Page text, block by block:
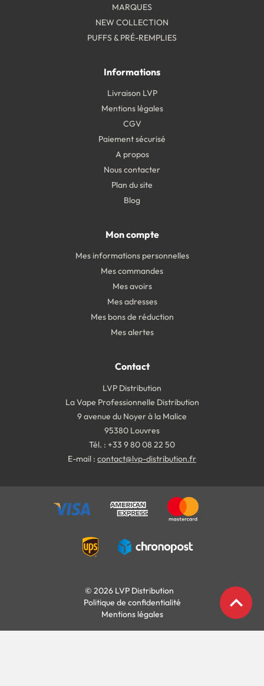
expand_less
MARQUES
NEW COLLECTION
PUFFS & PRÉ-REMPLIES
Informations
Livraison LVP
Mentions légales
CGV
Paiement sécurisé
A propos
Nous contacter
Plan du site
Blog
Mon compte
Mes informations personnelles
Mes commandes
Mes avoirs
Mes adresses
Mes bons de réduction
Mes alertes
Contact
LVP Distribution
La Vape Professionnelle Distribution
9 avenue du Noyer à la Malice
95380 Louvres
Tél. : +33 9 80 08 22 50
E-mail : contact@lvp-distribution.fr
© 2026 LVP Distribution
Politique de confidentialité
Mentions légales